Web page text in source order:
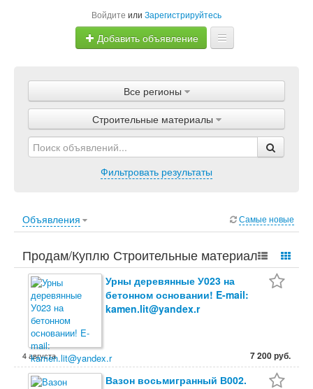
Войдите или Зарегистрируйтесь
Добавить объявление
Объявления
Магазины
Услуги
Все регионы
Строительные материалы
Фильтровать результаты
Объявления Самые новые
Продам/Куплю Строительные материалы.
Бизнес, Товары, Строительные материалы.
Урны деревянные У023 на
бетонном основании! E-mail:
kamen.lit@yandex.r
4 августа 7 200 руб.
Вазон восьмигранный В002.